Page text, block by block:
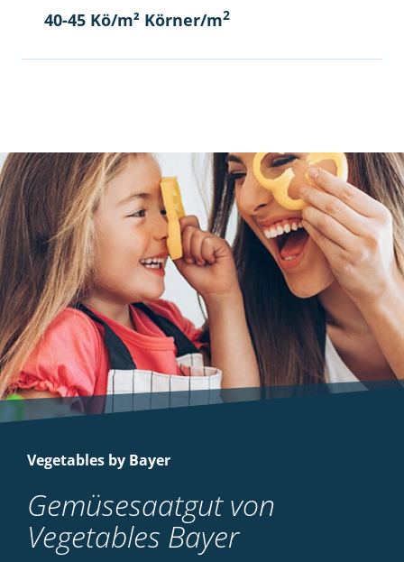
40-45 Kö/m² Körner/m2
Vegetables by Bayer
Gemüsesaatgut von
Vegetables Bayer